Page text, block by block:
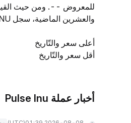
والعشرين الماضية، سجل PINU أعلى سعر عند $0.000000000230718 وأدنى سعر عند $0.000000000140373.
أعلى سعر والتّاريخ
أقل سعر والتّاريخ
أخبار عملة Pulse Inu